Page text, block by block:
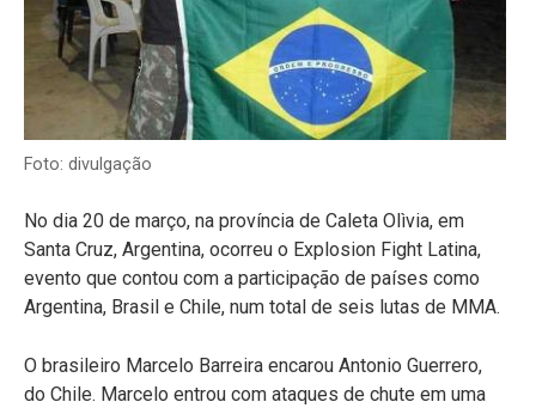
Foto: divulgação
No dia 20 de março, na província de Caleta Olìvia, em
Santa Cruz, Argentina, ocorreu o Explosion Fight Latina,
evento que contou com a participação de países como
Argentina, Brasil e Chile, num total de seis lutas de MMA.
O brasileiro Marcelo Barreira encarou Antonio Guerrero,
do Chile. Marcelo entrou com ataques de chute em uma